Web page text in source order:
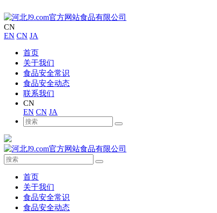
CN
EN CN JA
首页
关于我们
食品安全常识
食品安全动态
联系我们
CN
EN CN JA
首页
关于我们
食品安全常识
食品安全动态